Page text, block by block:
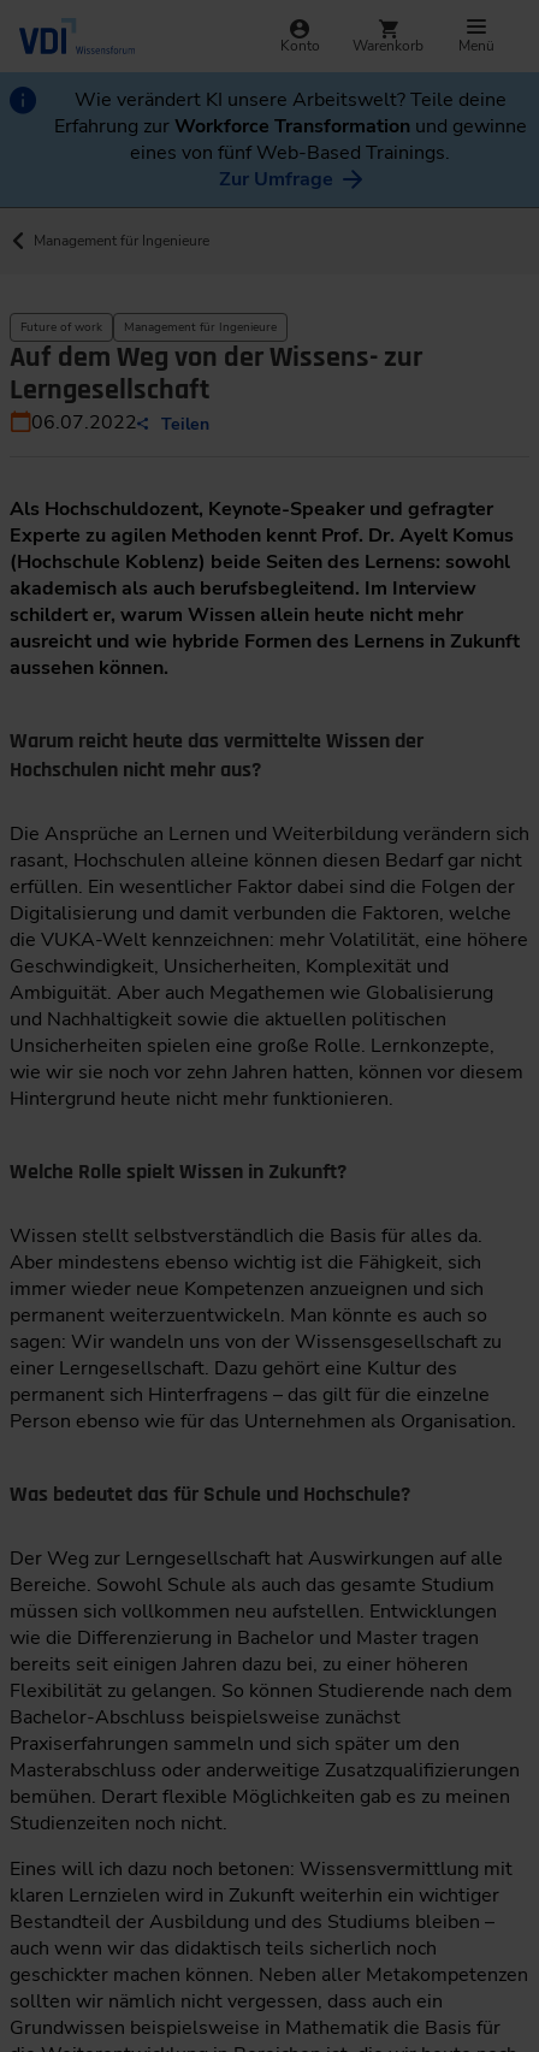
Konto Warenkorb Menü
Wie verändert KI unsere Arbeitswelt? Teile deine
Erfahrung zurWorkforce Transformation und gewinne
eines von fünf Web-Based Trainings.
Zur Umfrage
Management für Ingenieure
Future of work Management für Ingenieure
Auf dem Weg von der Wissens- zur
Lerngesellschaft
06.07.2022 Teilen
Als Hochschuldozent, Keynote-Speaker und gefragter
Experte zu agilen Methoden kennt Prof. Dr. Ayelt Komus
(Hochschule Koblenz) beide Seiten des Lernens: sowohl
akademisch als auch berufsbegleitend. Im Interview
schildert er, warum Wissen allein heute nicht mehr
ausreicht und wie hybride Formen des Lernens in Zukunft
aussehen können.
Warum reicht heute das vermittelte Wissen der
Hochschulen nicht mehr aus?
Die Ansprüche an Lernen und Weiterbildung verändern sich
rasant, Hochschulen alleine können diesen Bedarf gar nicht
erfüllen. Ein wesentlicher Faktor dabei sind die Folgen der
Digitalisierung und damit verbunden die Faktoren, welche
die VUKA-Welt kennzeichnen: mehr Volatilität, eine höhere
Geschwindigkeit, Unsicherheiten, Komplexität und
Ambiguität. Aber auch Megathemen wie Globalisierung
und Nachhaltigkeit sowie die aktuellen politischen
Unsicherheiten spielen eine große Rolle. Lernkonzepte,
wie wir sie noch vor zehn Jahren hatten, können vor diesem
Hintergrund heute nicht mehr funktionieren.
Welche Rolle spielt Wissen in Zukunft?
Wissen stellt selbstverständlich die Basis für alles da.
Aber mindestens ebenso wichtig ist die Fähigkeit, sich
immer wieder neue Kompetenzen anzueignen und sich
permanent weiterzuentwickeln. Man könnte es auch so
sagen: Wir wandeln uns von der Wissensgesellschaft zu
einer Lerngesellschaft. Dazu gehört eine Kultur des
permanent sich Hinterfragens – das gilt für die einzelne
Person ebenso wie für das Unternehmen als Organisation.
Was bedeutet das für Schule und Hochschule?
Der Weg zur Lerngesellschaft hat Auswirkungen auf alle
Bereiche. Sowohl Schule als auch das gesamte Studium
müssen sich vollkommen neu aufstellen. Entwicklungen
wie die Differenzierung in Bachelor und Master tragen
bereits seit einigen Jahren dazu bei, zu einer höheren
Flexibilität zu gelangen. So können Studierende nach dem
Bachelor-Abschluss beispielsweise zunächst
Praxiserfahrungen sammeln und sich später um den
Masterabschluss oder anderweitige Zusatzqualifizierungen
bemühen. Derart flexible Möglichkeiten gab es zu meinen
Studienzeiten noch nicht.
Eines will ich dazu noch betonen: Wissensvermittlung mit
klaren Lernzielen wird in Zukunft weiterhin ein wichtiger
Bestandteil der Ausbildung und des Studiums bleiben –
auch wenn wir das didaktisch teils sicherlich noch
geschickter machen können. Neben aller Metakompetenzen
sollten wir nämlich nicht vergessen, dass auch ein
Grundwissen beispielsweise in Mathematik die Basis für